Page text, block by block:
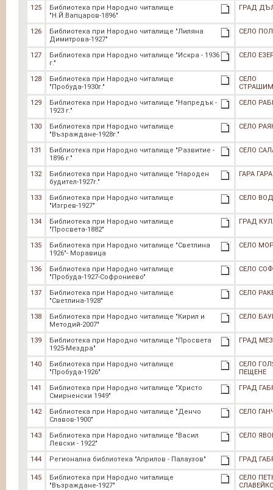
125
Библиотека при Народно читалище
"Н.Й.Вапцаров-1896"
ГРАД
126
Библиотека при Народно читалище "Лиляна
Димитрова-1927"
СЕЛО
127
Библиотека при Народно читалище "Искра - 1936
г."
СЕЛО
128
Библиотека при Народно читалище
"Пробуда-1930г."
СЕЛО
129
Библиотека при Народно читалище "Напредък -
1923 г."
СЕЛО
130
Библиотека при Народно читалище
"Възраждане-1928г."
СЕЛО
131
Библиотека при Народно читалище "Развитие -
1896 г."
СЕЛО
132
Библиотека при Народно читалище "Народен
будител-1927г."
ГАРА
133
Библиотека при Народно читалище
"Изгрев-1927"
СЕЛО
134
Библиотека при Народно читалище
"Просвета-1882"
ГРАД
135
Библиотека при Народно читалище "Светлина
1926"- Моравица
СЕЛО
136
Библиотека при Народно читалище
"Пробуда-1927-Софрониево"
СЕЛО
137
Библиотека при Народно читалище
"Светлина-1928"
СЕЛО
138
Библиотека при Народно читалище "Кирил и
Методий-2007"
СЕЛО
139
Библиотека при Народно читалище "Просвета
1925-Мездра"
ГРАД
140
Библиотека при Народно читалище
"Пробуда-1926"
СЕЛО
ПЕЩЕНЕ
141
Библиотека при Народно читалище "Христо
Смирненски 1949"
ГРАД
142
Библиотека при Народно читалище "Денчо
Славов-1900"
СЕЛО
143
Библиотека при Народно читалище "Васил
Левски - 1922"
СЕЛО
144 Регионална библиотека "Априлов - Палаузов" ГРАД
145
Библиотека при Народно читалище
"Възраждане-1927"
СЕЛО